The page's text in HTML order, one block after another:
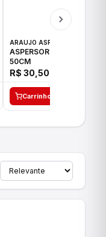
ARAUJO ASPERSOR
ASPERSOR HASTE AR
50CM
R$ 30,50
Carrinho